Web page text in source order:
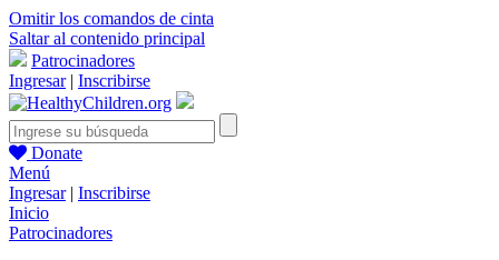
Omitir los comandos de cinta
Saltar al contenido principal
Patrocinadores
Ingresar| Inscribirse
Donate
Menú
Ingresar| Inscribirse
Inicio
Patrocinadores